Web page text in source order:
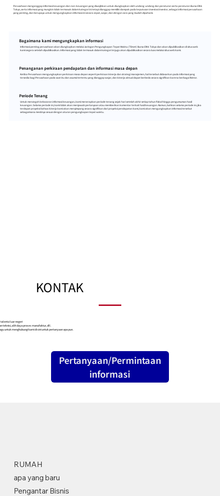
Perusahaan menganggap informasi keuangan dan non-keuangan yang diwajibkan untuk diungkapkan oleh undang-undang dan peraturan serta peraturan Bursa Efek
Tokyo, serta informasi yang mungkin tidak termasuk dalam kategori ini tetapi dianggap memiliki dampak pada keputusan investasi investor, sebagai informasi perusahaan
yang penting, dan berupaya untuk mengungkapkan informasi ini secara cepat, wajar, dan dengan cara yang mudah dipahami.
Bagaimana kami mengungkapkan informasi
Informasi penting perusahaan akan diungkapkan melalui Jaringan Pengungkapan Tepat Waktu (TDnet) Bursa Efek Tokyo dan akan dipublikasikan di situs web
kami segera setelah dipublikasikan. Informasi yang tidak termasuk dalam kategori ini juga akan dipublikasikan secara luas melalui situs web kami.
Penanganan perkiraan pendapatan dan informasi masa depan
Ketika Perusahaan mengungkapkan perkiraan masa depan seperti perkiraan kinerja dan strategi manajemen, hal tersebut didasarkan pada informasi yang
tersedia bagi Perusahaan pada saat itu dan asumsi tertentu yang dianggap wajar, dan kinerja aktual dapat berbeda secara signifikan karena berbagai faktor.
Periode Tenang
Untuk mencegah kebocoran informasi keuangan, kami menerapkan periode tenang sejak hari setelah akhir setiap tahun fiskal hingga pengumuman hasil
keuangan. Selama periode ini, kami tidak akan menjawab pertanyaan atau memberikan komentar terkait hasil keuangan. Namun, bahkan selama periode ini, jika
terdapat proyeksi bahwa kinerja kami akan menyimpang secara signifikan dari proyeksi pendapatan kami, kami akan mengungkapkan informasi tersebut
sebagaimana mestinya sesuai dengan aturan pengungkapan tepat waktu.
KONTAK
talenta luar negeri
teknisi, alih daya proses manufaktur, dll.
untuk menghubungi kami di sini untuk pertanyaan apa pun.
Pertanyaan/Permintaan
informasi
RUMAH
apa yang baru
Pengantar Bisnis